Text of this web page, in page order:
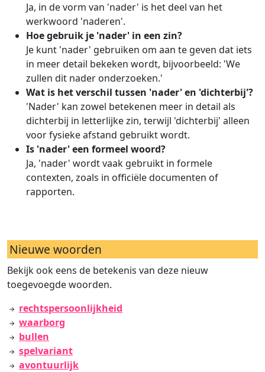
Ja, in de vorm van 'nader' is het deel van het
werkwoord 'naderen'.
Hoe gebruik je 'nader' in een zin?
Je kunt 'nader' gebruiken om aan te geven dat iets
in meer detail bekeken wordt, bijvoorbeeld: 'We
zullen dit nader onderzoeken.'
Wat is het verschil tussen 'nader' en 'dichterbij'?
'Nader' kan zowel betekenen meer in detail als
dichterbij in letterlijke zin, terwijl 'dichterbij' alleen
voor fysieke afstand gebruikt wordt.
Is 'nader' een formeel woord?
Ja, 'nader' wordt vaak gebruikt in formele
contexten, zoals in officiële documenten of
rapporten.
Nieuwe woorden
Bekijk ook eens de betekenis van deze nieuw
toegevoegde woorden.
rechtspersoonlijkheid
waarborg
bullen
spelvariant
avontuurlijk